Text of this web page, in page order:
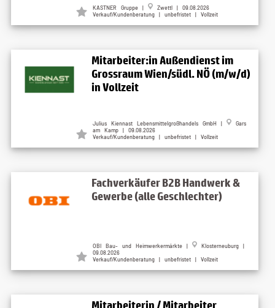
KASTNER Gruppe |
Zwettl | 09.08.2026
Verkauf/Kundenberatung | unbefristet | Vollzeit
Mitarbeiter:in Außendienst im
Grossraum Wien/südl. NÖ (m/w/d)
in Vollzeit
Julius Kiennast Lebensmittelgroßhandels GmbH |
Gars
am Kamp | 09.08.2026
Verkauf/Kundenberatung | unbefristet | Vollzeit
Fachverkäufer B2B Handwerk &
Gewerbe (alle Geschlechter)
OBI Bau- und Heimwerkermärkte |
Klosterneuburg |
09.08.2026
Verkauf/Kundenberatung | unbefristet | Vollzeit
Mitarbeiterin / Mitarbeiter